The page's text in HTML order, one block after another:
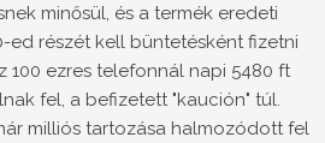
minősül, és a termék eredeti
ed részét kell büntetésként fizetni
100 ezres telefonnál napi 5480 ft
fel, a befizetett "kaución" túl.
milliós tartozása halmozódott fel